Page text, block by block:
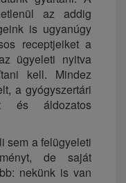
az addig
is ugyanúgy
receptjeiket a
ügyeleti nyitva
kell. Mindez
a gyógyszertári
és áldozatos
sem a felügyeleti
de saját
nekünk is van